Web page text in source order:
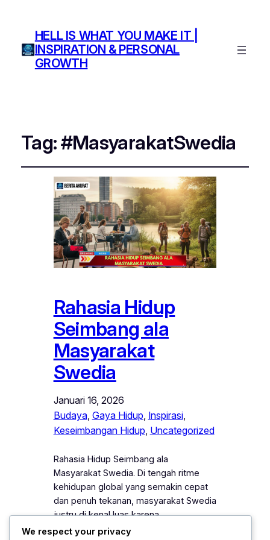
HELL IS WHAT YOU MAKE IT |
INSPIRATION & PERSONAL
GROWTH
Tag:#MasyarakatSwedia
Rahasia Hidup
Seimbang ala
Masyarakat
Swedia
Januari 16, 2026
Budaya, Gaya Hidup, Inspirasi
Keseimbangan Hidup, Uncategorized
Rahasia Hidup Seimbang ala
Masyarakat Swedia. Di tengah ritme
kehidupan global yang semakin cepat
dan penuh tekanan, masyarakat Swedia
justru di kenal luas karena
kemampuannya menjaga
We respect your privacy